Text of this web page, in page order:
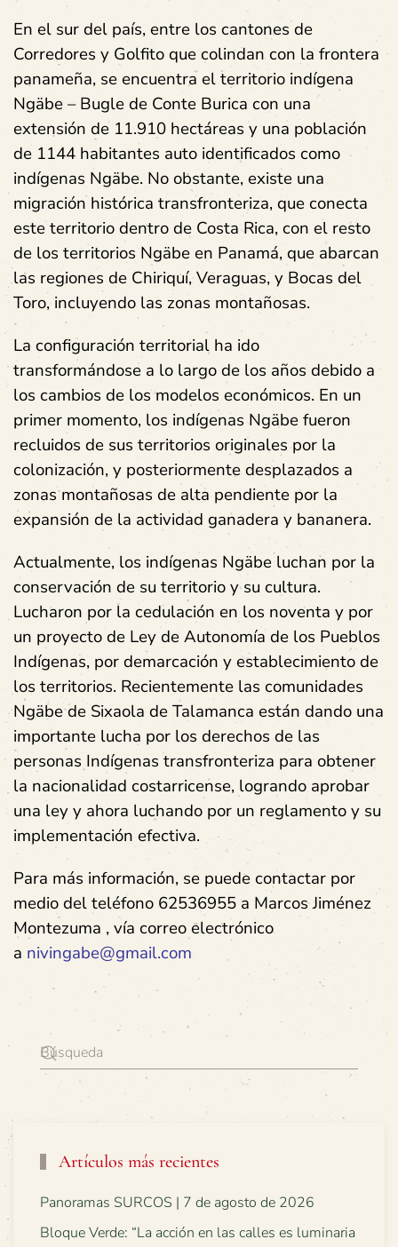
En el sur del país, entre los cantones de
Corredores y Golfito que colindan con la frontera
panameña, se encuentra el territorio indígena
Ngäbe – Bugle de Conte Burica con una
extensión de 11.910 hectáreas y una población
de 1144 habitantes auto identificados como
indígenas Ngäbe. No obstante, existe una
migración histórica transfronteriza, que conecta
este territorio dentro de Costa Rica, con el resto
de los territorios Ngäbe en Panamá, que abarcan
las regiones de Chiriquí, Veraguas, y Bocas del
Toro, incluyendo las zonas montañosas.
La configuración territorial ha ido
transformándose a lo largo de los años debido a
los cambios de los modelos económicos. En un
primer momento, los indígenas Ngäbe fueron
recluidos de sus territorios originales por la
colonización, y posteriormente desplazados a
zonas montañosas de alta pendiente por la
expansión de la actividad ganadera y bananera.
Actualmente, los indígenas Ngäbe luchan por la
conservación de su territorio y su cultura.
Lucharon por la cedulación en los noventa y por
un proyecto de Ley de Autonomía de los Pueblos
Indígenas, por demarcación y establecimiento de
los territorios. Recientemente las comunidades
Ngäbe de Sixaola de Talamanca están dando una
importante lucha por los derechos de las
personas Indígenas transfronteriza para obtener
la nacionalidad costarricense, logrando aprobar
una ley y ahora luchando por un reglamento y su
implementación efectiva.
Para más información, se puede contactar por
medio del teléfono 62536955 a Marcos Jiménez
Montezuma , vía correo electrónico
a nivingabe@gmail.com
Artículos más recientes
Panoramas SURCOS | 7 de agosto de 2026
Bloque Verde: “La acción en las calles es luminaria